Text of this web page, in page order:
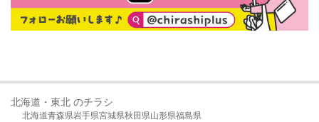
北海道・東北 のチラシ
北海道青森県岩手県宮城県秋田県山形県福島県